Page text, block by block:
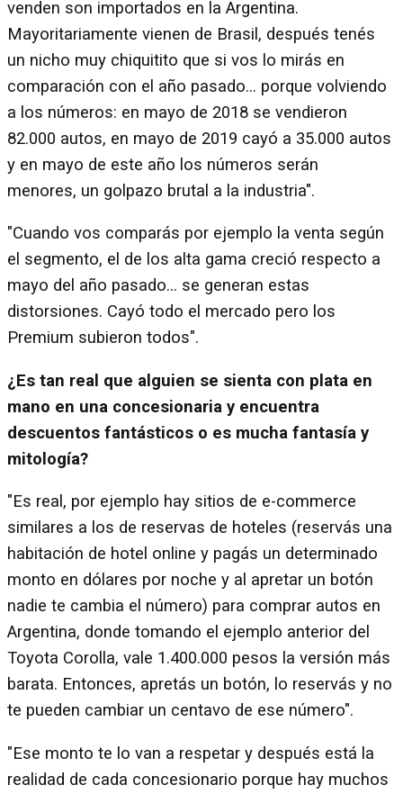
venden son importados en la Argentina.
Mayoritariamente vienen de Brasil, después tenés
un nicho muy chiquitito que si vos lo mirás en
comparación con el año pasado… porque volviendo
a los números: en mayo de 2018 se vendieron
82.000 autos, en mayo de 2019 cayó a 35.000 autos
y en mayo de este año los números serán
menores, un golpazo brutal a la industria".
"Cuando vos comparás por ejemplo la venta según
el segmento, el de los alta gama creció respecto a
mayo del año pasado... se generan estas
distorsiones. Cayó todo el mercado pero los
Premium subieron todos".
¿Es tan real que alguien se sienta con plata en
mano en una concesionaria y encuentra
descuentos fantásticos o es mucha fantasía y
mitología?
"Es real, por ejemplo hay sitios de e-commerce
similares a los de reservas de hoteles (reservás una
habitación de hotel online y pagás un determinado
monto en dólares por noche y al apretar un botón
nadie te cambia el número) para comprar autos en
Argentina, donde tomando el ejemplo anterior del
Toyota Corolla, vale 1.400.000 pesos la versión más
barata. Entonces, apretás un botón, lo reservás y no
te pueden cambiar un centavo de ese número".
"Ese monto te lo van a respetar y después está la
realidad de cada concesionario porque hay muchos